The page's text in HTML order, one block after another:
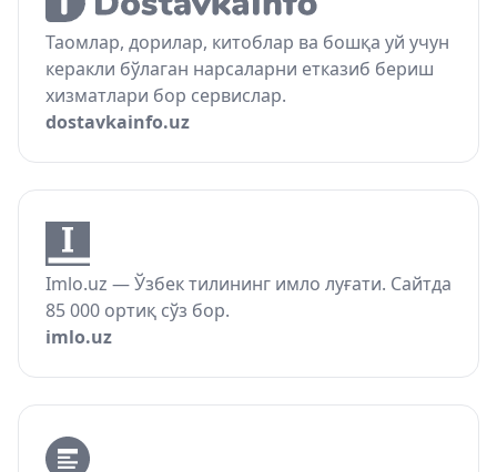
Таомлар, дорилар, китоблар ва бошқа уй учун
керакли бўлаган нарсаларни етказиб бериш
хизматлари бор сервислар.
dostavkainfo.uz
Imlo.uz — Ўзбек тилининг имло луғати. Сайтда
85 000 ортиқ сўз бор.
imlo.uz